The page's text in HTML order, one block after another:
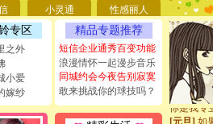
小灵通 性感丽人
专区
之外
小爱
嫁纱
精品专题推荐
短信企业通秀百变功能
浪漫情怀一起漫步音乐
同城约会今夜告别寂寞
敢来挑战你的球技吗？
[圣诞节]
能正大光
天都要快
[圣诞节]
如意,快
[元旦]看
断电。爱
你是我专
[元旦] 如